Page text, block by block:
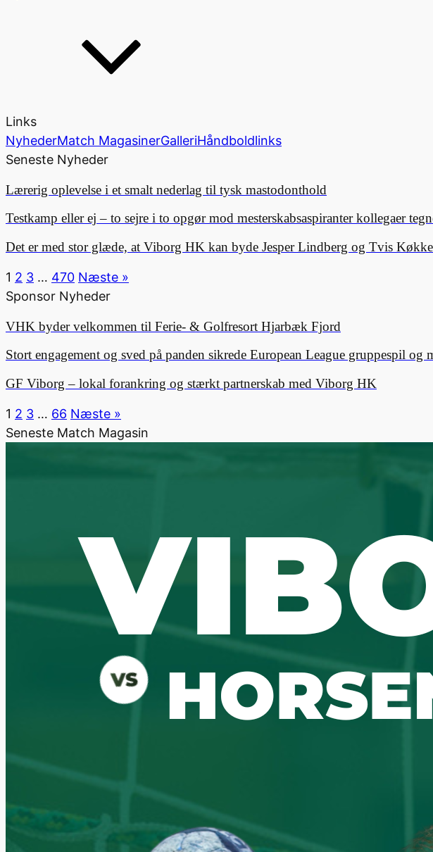
Links
NyhederMatch MagasinerGalleriHåndboldlinks
Seneste Nyheder
Lærerig oplevelse i et smalt nederlag til tysk mastodonthold
Testkamp eller ej – to sejre i to opgør mod mesterskabsaspiranter kollegaer
Det er med stor glæde, at Viborg HK kan byde Jesper Lindberg og Tvis
1 2 3 … 470 Næste »
Sponsor Nyheder
VHK byder velkommen til Ferie- & Golfresort Hjarbæk Fjord
Stort engagement og sved på panden sikrede European League gruppespil og
GF Viborg – lokal forankring og stærkt partnerskab med Viborg HK
1 2 3 … 66 Næste »
Seneste Match Magasin